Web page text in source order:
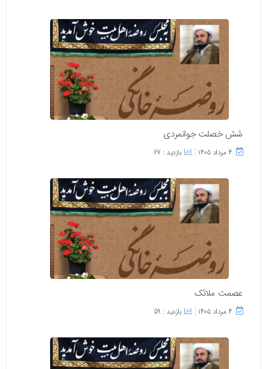
شش خصلت جوانمردی
۴ مرداد ۱۴۰۵ بازدید : 67
عصمت ملائک
۴ مرداد ۱۴۰۵ بازدید : 59